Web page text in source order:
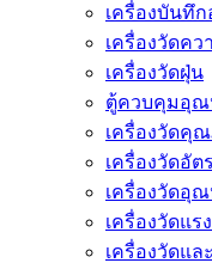
เครื่องบันทึ
เครื่องวัดคว
เครื่องวัดฝุ่น
ตู้ควบคุมอุ
เครื่องวัดคุ
เครื่องวัดอั
เครื่องวัดอุ
เครื่องวัดแร
เครื่องวัดแ